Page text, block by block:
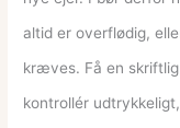
altid er overflødig,
kræves. Få en
kontrollér